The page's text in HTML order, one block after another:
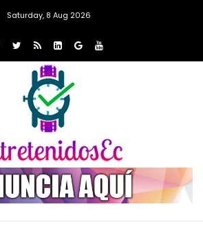
Saturday, 8 Aug 2026